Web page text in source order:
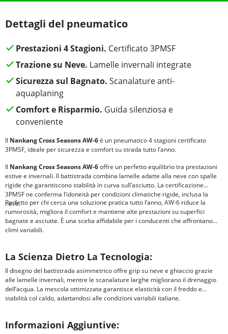
Dettagli del pneumatico
Prestazioni 4 Stagioni. Certificato 3PMSF
Trazione su Neve. Lamelle invernali integrate
Sicurezza sul Bagnato. Scanalature anti-
aquaplaning
Comfort e Risparmio. Guida silenziosa e
conveniente
Il Nankang Cross Seasons AW-6è un pneumatico 4 stagioni certificato
3PMSF, ideale per sicurezza e comfort su strada tutto l’anno.
Il Nankang Cross Seasons AW-6offre un perfetto equilibrio tra prestazioni
estive e invernali. Il battistrada combina lamelle adatte alla neve con spalle
rigide che garantiscono stabilità in curva sull’asciutto. La certificazione
3PMSF ne conferma l’idoneità per condizioni climatiche rigide, inclusa la
neve.
Perfetto per chi cerca una soluzione pratica tutto l’anno, AW-6 riduce la
rumorosità, migliora il comfort e mantiene alte prestazioni su superfici
bagnate e asciutte. È una scelta affidabile per i conducenti che affrontano
climi variabili.
La Scienza Dietro La Tecnologia:
Il disegno del battistrada asimmetrico offre grip su neve e ghiaccio grazie
alle lamelle invernali, mentre le scanalature larghe migliorano il drenaggio
dell’acqua. La mescola ottimizzata garantisce elasticità con il freddo e
stabilità col caldo, adattandosi alle condizioni variabili italiane.
Informazioni Aggiuntive: